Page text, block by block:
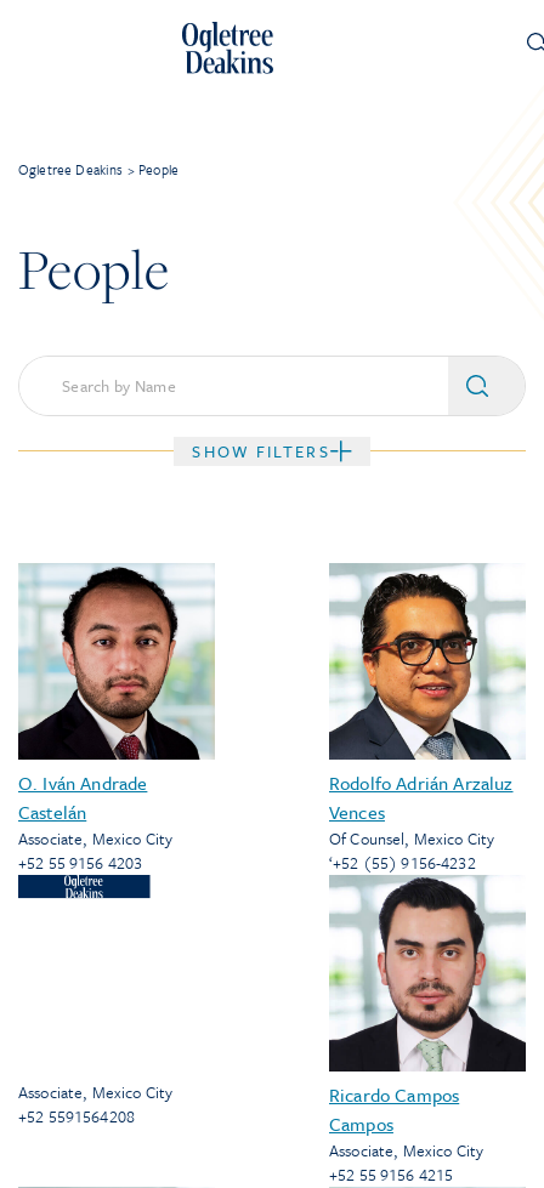
Ogletree Deakins > People
People
SHOW FILTERS
O. Iván Andrade
Castelán
Associate, Mexico City
+52 55 9156 4203
Rodolfo Adrián Arzaluz
Vences
Of Counsel, Mexico City
‘+52 (55) 9156-4232
Associate, Mexico City
+52 5591564208
Ricardo Campos
Campos
Associate, Mexico City
+52 55 9156 4215